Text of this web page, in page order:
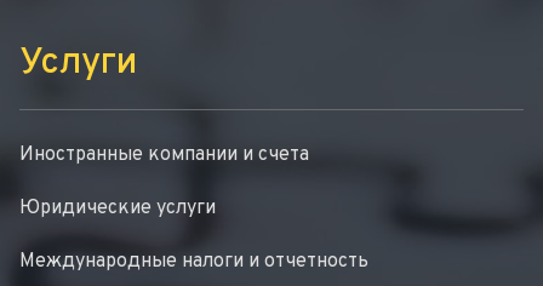
Услуги
Иностранные компании и счета
Юридические услуги
Международные налоги и отчетность